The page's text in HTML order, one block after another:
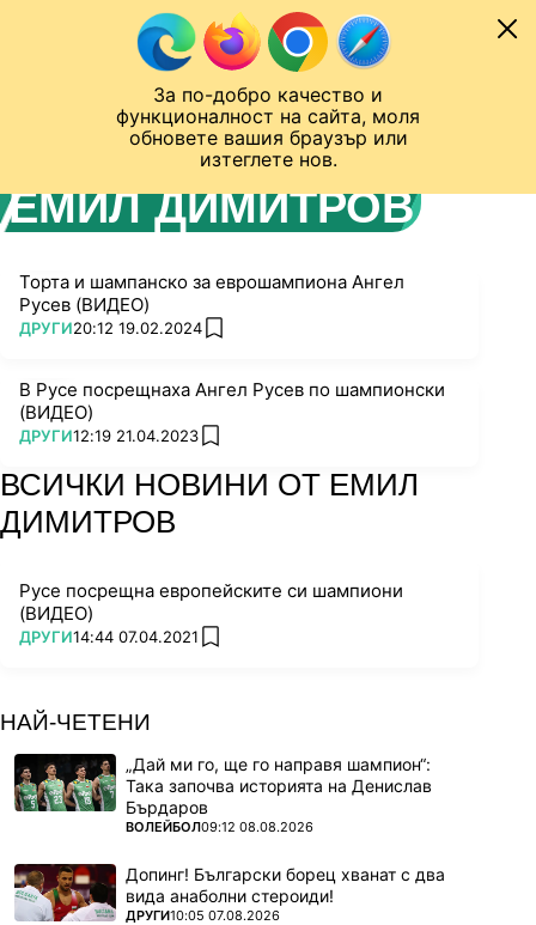
За по-добро качество и
функционалност на сайта, моля
обновете вашия браузър или
изтеглете нов.
Към съдържанието
Лига на Конференциите
ЕМИЛ ДИМИТРОВ
Торта и шампанско за еврошампиона Ангел
Русев (ВИДЕО)
ПОВЕЧЕ ОТ
ДРУГИ20:12 19.02.2024 add favorites
В Русе посрещнаха Ангел Русев по шампионски
(ВИДЕО)
ПОВЕЧЕ ОТ
ДРУГИ12:19 21.04.2023 add favorites
ВСИЧКИ НОВИНИ ОТ ЕМИЛ
ДИМИТРОВ
Русе посрещна европейските си шампиони
(ВИДЕО)
ПОВЕЧЕ ОТ
ДРУГИ14:44 07.04.2021 add favorites
НАЙ-ЧЕТЕНИ
„Дай ми го, ще го направя шампион“:
Така започва историята на Денислав
Бърдаров
ПОВЕЧЕ ОТ
ВОЛЕЙБОЛ09:12 08.08.2026
Допинг! Български борец хванат с два
вида анаболни стероиди!
ПОВЕЧЕ ОТ
ДРУГИ10:05 07.08.2026